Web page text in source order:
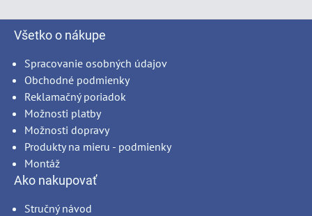
Všetko o nákupe
Spracovanie osobných údajov
Obchodné podmienky
Reklamačný poriadok
Možnosti platby
Možnosti dopravy
Produkty na mieru - podmienky
Montáž
Ako nakupovať
Stručný návod